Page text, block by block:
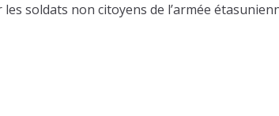
soldats non citoyens de l’armée